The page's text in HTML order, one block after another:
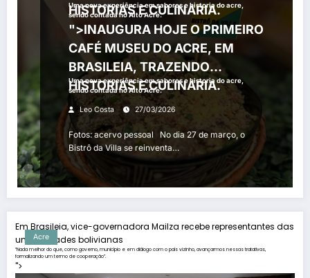
HISTORIAS E CULINARIA.
Uma nova experiência em sabores e historia do acre,
sendo contada no Alto Acre.
">INAUGURA HOJE O PRIMEIRO
CAFÉ MUSEU DO ACRE, EM
BRASILEIA, TRAZENDO
HISTORIAS E CULINARIA.
Uma nova experiência em sabores e historia do acre,
sendo contada no Alto Acre.
Leo Costa 27/03/2026
Fotos: acervo pessoal No dia 27 de março, o
Bistrô da Villa se reinventa…
Em Brasileia, vice-governadora Mailza recebe representantes das
universidades bolivianas
“Nada melhor do que, como governo, município e em diálogo com o país vizinho, avançarmos nessas tratativas,
formalizando um termo de cooperação”.
">
Acre